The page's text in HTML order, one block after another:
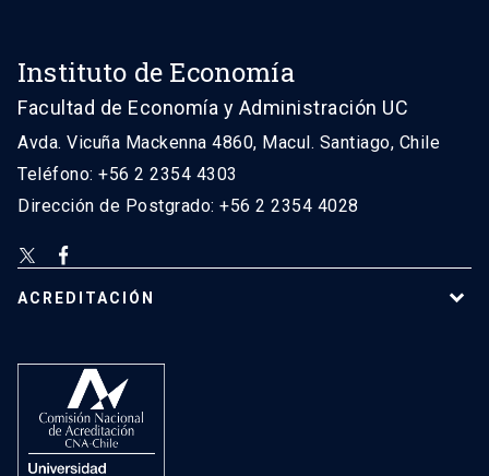
Instituto de Economía
Facultad de Economía y Administración UC
Avda. Vicuña Mackenna 4860, Macul. Santiago, Chile
Teléfono: +56 2 2354 4303
Dirección de Postgrado: +56 2 2354 4028
ACREDITACIÓN